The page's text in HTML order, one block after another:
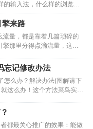
的输入法，什么样的浏览
设定好了，这种做法看似很
擎来路
流量，都是靠着几篇琐碎的
擎那里分得点滴流量，这当
虽然不值一提，但是觉得还
忘记修改办法
怎么办？解决办法(图解请下
这么办！这个方法菜鸟实践
上下方向键选择你要进入…
都最关心推广的效果：能做